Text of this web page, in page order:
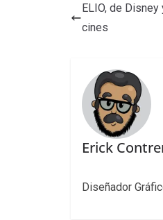
ELIO, de
cines
Erick
Diseñador